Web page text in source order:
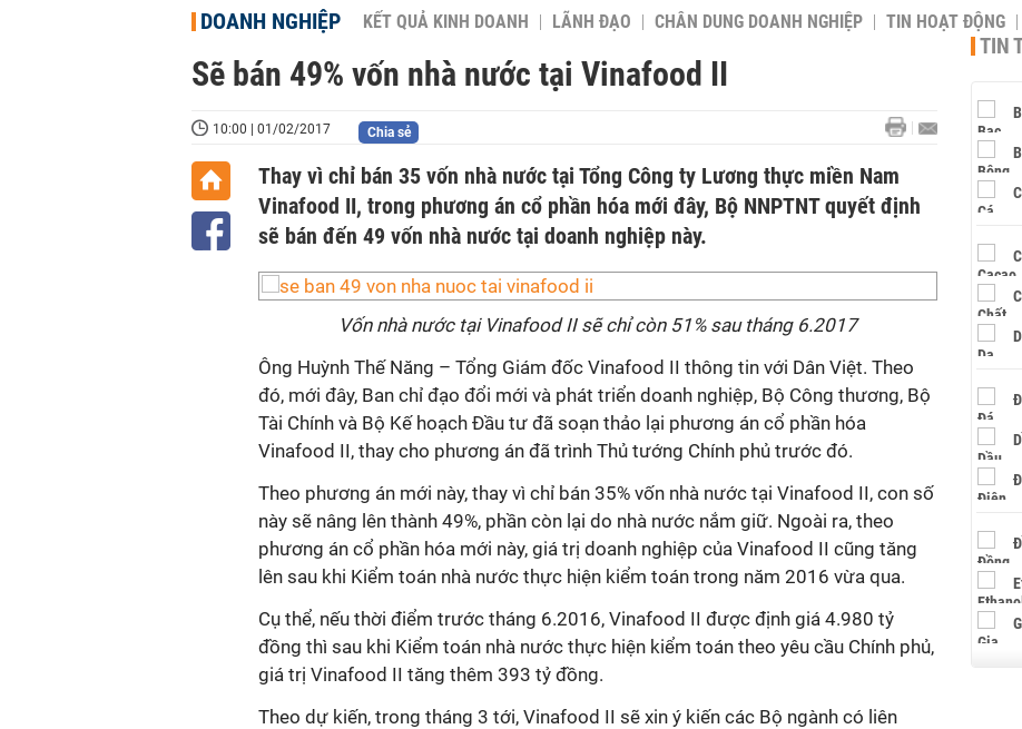
DOANH NGHIỆP KẾT QUẢ KINH DOANH LÃNH ĐẠO CHÂN DUNG DOANH NGHIỆP TIN HOẠT ĐỘNG
Sẽ bán 49% vốn nhà nước tại Vinafood II
10:00 | 01/02/2017 Chia sẻ
Thay vì chỉ bán 35 vốn nhà nước tại Tổng Công ty Lương thực miền Nam
Vinafood II, trong phương án cổ phần hóa mới đây, Bộ NNPTNT quyết định
sẽ bán đến 49 vốn nhà nước tại doanh nghiệp này.
Vốn nhà nước tại Vinafood II sẽ chỉ còn 51% sau tháng 6.2017
Ông Huỳnh Thế Năng – Tổng Giám đốc Vinafood II thông tin với Dân Việt. Theo
đó, mới đây, Ban chỉ đạo đổi mới và phát triển doanh nghiệp, Bộ Công thương, Bộ
Tài Chính và Bộ Kế hoạch Đầu tư đã soạn thảo lại phương án cổ phần hóa
Vinafood II, thay cho phương án đã trình Thủ tướng Chính phủ trước đó.
Theo phương án mới này, thay vì chỉ bán 35% vốn nhà nước tại Vinafood II, con số
này sẽ nâng lên thành 49%, phần còn lại do nhà nước nắm giữ. Ngoài ra, theo
phương án cổ phần hóa mới này, giá trị doanh nghiệp của Vinafood II cũng tăng
lên sau khi Kiểm toán nhà nước thực hiện kiểm toán trong năm 2016 vừa qua.
Cụ thể, nếu thời điểm trước tháng 6.2016, Vinafood II được định giá 4.980 tỷ
đồng thì sau khi Kiểm toán nhà nước thực hiện kiểm toán theo yêu cầu Chính phủ,
giá trị Vinafood II tăng thêm 393 tỷ đồng.
Theo dự kiến, trong tháng 3 tới, Vinafood II sẽ xin ý kiến các Bộ ngành có liên
TIN